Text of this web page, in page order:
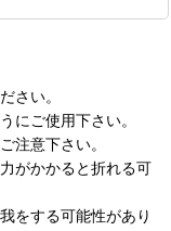
さい。
にご使用下さい。
注意下さい。
がかかると折れる可
をする可能性があり